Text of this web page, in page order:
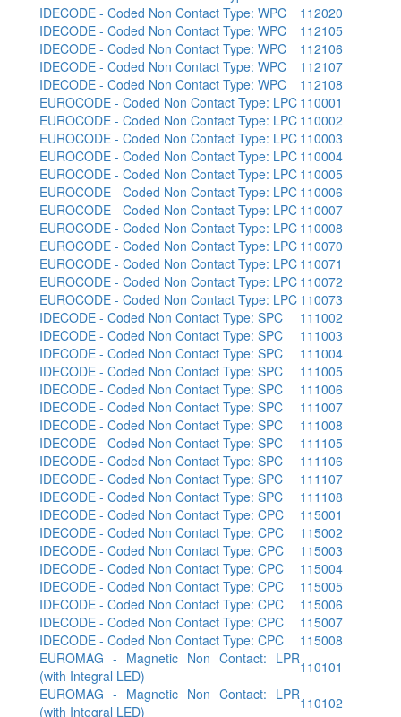
IDECODE - Coded Non Contact Type: WPC
112020
IDECODE - Coded Non Contact Type: WPC
112105
IDECODE - Coded Non Contact Type: WPC
112106
IDECODE - Coded Non Contact Type: WPC
112107
IDECODE - Coded Non Contact Type: WPC
112108
EUROCODE - Coded Non Contact Type: LPC 110001
EUROCODE - Coded Non Contact Type: LPC 110002
EUROCODE - Coded Non Contact Type: LPC 110003
EUROCODE - Coded Non Contact Type: LPC 110004
EUROCODE - Coded Non Contact Type: LPC 110005
EUROCODE - Coded Non Contact Type: LPC 110006
EUROCODE - Coded Non Contact Type: LPC 110007
EUROCODE - Coded Non Contact Type: LPC 110008
EUROCODE - Coded Non Contact Type: LPC 110070
EUROCODE - Coded Non Contact Type: LPC 110071
EUROCODE - Coded Non Contact Type: LPC 110072
EUROCODE - Coded Non Contact Type: LPC 110073
IDECODE - Coded Non Contact Type: SPC
111002
IDECODE - Coded Non Contact Type: SPC
111003
IDECODE - Coded Non Contact Type: SPC
111004
IDECODE - Coded Non Contact Type: SPC
111005
IDECODE - Coded Non Contact Type: SPC
111006
IDECODE - Coded Non Contact Type: SPC
111007
IDECODE - Coded Non Contact Type: SPC
111008
IDECODE - Coded Non Contact Type: SPC
111105
IDECODE - Coded Non Contact Type: SPC
111106
IDECODE - Coded Non Contact Type: SPC
111107
IDECODE - Coded Non Contact Type: SPC
111108
IDECODE - Coded Non Contact Type: CPC
115001
IDECODE - Coded Non Contact Type: CPC
115002
IDECODE - Coded Non Contact Type: CPC
115003
IDECODE - Coded Non Contact Type: CPC
115004
IDECODE - Coded Non Contact Type: CPC
115005
IDECODE - Coded Non Contact Type: CPC
115006
IDECODE - Coded Non Contact Type: CPC
115007
IDECODE - Coded Non Contact Type: CPC
115008
EUROMAG - Magnetic Non Contact: LPR
(with Integral LED)
110101
EUROMAG - Magnetic Non Contact: LPR
(with Integral LED)
110102